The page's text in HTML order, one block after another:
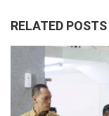
RELATED POSTS